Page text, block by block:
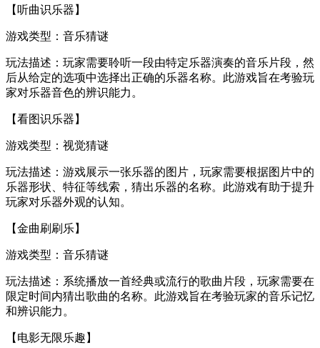
【听曲识乐器】
游戏类型：音乐猜谜
玩法描述：玩家需要聆听一段由特定乐器演奏的音乐片段，然
后从给定的选项中选择出正确的乐器名称。此游戏旨在考验玩
家对乐器音色的辨识能力。
【看图识乐器】
游戏类型：视觉猜谜
玩法描述：游戏展示一张乐器的图片，玩家需要根据图片中的
乐器形状、特征等线索，猜出乐器的名称。此游戏有助于提升
玩家对乐器外观的认知。
【金曲刷刷乐】
游戏类型：音乐猜谜
玩法描述：系统播放一首经典或流行的歌曲片段，玩家需要在
限定时间内猜出歌曲的名称。此游戏旨在考验玩家的音乐记忆
和辨识能力。
【电影无限乐趣】